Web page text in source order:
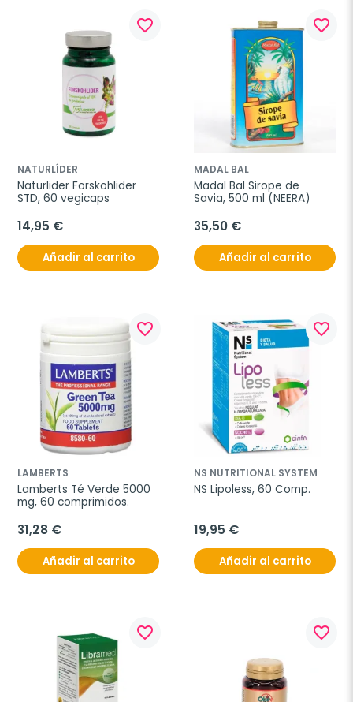
favorite_border
NATURLÍDER
Naturlider Forskohlider
STD, 60 vegicaps
14,95 €
Añadir al carrito
favorite_border
MADAL BAL
Madal Bal Sirope de
Savia, 500 ml (NEERA)
35,50 €
Añadir al carrito
favorite_border
LAMBERTS
Lamberts Té Verde 5000
mg, 60 comprimidos.
31,28 €
Añadir al carrito
favorite_border
NS NUTRITIONAL SYSTEM
NS Lipoless, 60 Comp.
19,95 €
Añadir al carrito
favorite_border favorite_border